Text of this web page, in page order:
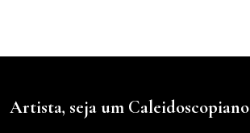
Artista, seja um Caleidoscopiano